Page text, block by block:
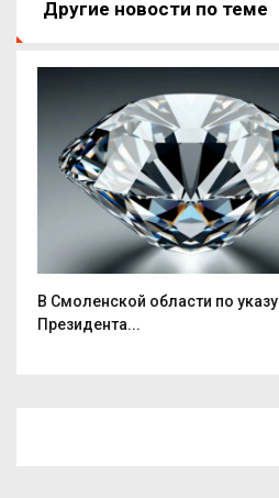
Другие новости по теме
В Смоленской области по указу
Президента...